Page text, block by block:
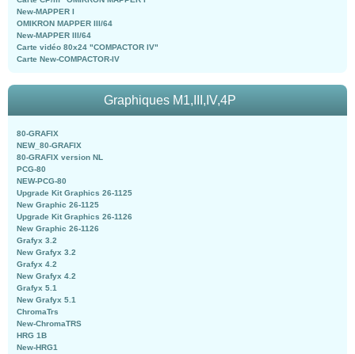
New-MAPPER I
OMIKRON MAPPER III/64
New-MAPPER III/64
Carte vidéo 80x24 "COMPACTOR IV"
Carte New-COMPACTOR-IV
Graphiques M1,III,IV,4P
80-GRAFIX
NEW_80-GRAFIX
80-GRAFIX version NL
PCG-80
NEW-PCG-80
Upgrade Kit Graphics 26-1125
New Graphic 26-1125
Upgrade Kit Graphics 26-1126
New Graphic 26-1126
Grafyx 3.2
New Grafyx 3.2
Grafyx 4.2
New Grafyx 4.2
Grafyx 5.1
New Grafyx 5.1
ChromaTrs
New-ChromaTRS
HRG 1B
New-HRG1